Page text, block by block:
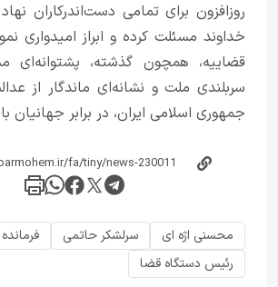
روزافزون برای تمامی دست‌اندرکاران
خداوند مسئلت کرده و ابراز امیدواری
قضاییه، همچون گذشته، پشتوانه‌ای
سربلندی ملت و نشانه‌ای ماندگار از
جمهوری اسلامی ایران، در برابر جهانیان
محسنی اژه ای سرلشکر حاتمی
رئیس دستگاه قضا